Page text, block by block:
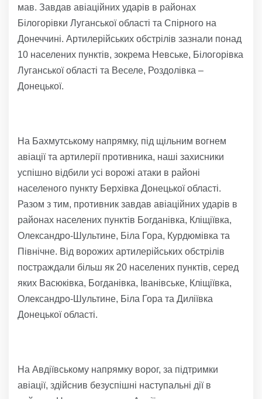
мав. Завдав авіаційних ударів в районах
Білогорівки Луганської області та Спірного на
Донеччині. Артилерійських обстрілів зазнали понад
10 населених пунктів, зокрема Невське, Білогорівка
Луганської області та Веселе, Роздолівка –
Донецької.
На Бахмутському напрямку, під щільним вогнем
авіації та артилерії противника, наші захисники
успішно відбили усі ворожі атаки в районі
населеного пункту Берхівка Донецької області.
Разом з тим, противник завдав авіаційних ударів в
районах населених пунктів Богданівка, Кліщіївка,
Олександро-Шультине, Біла Гора, Курдюмівка та
Північне. Від ворожих артилерійських обстрілів
постраждали більш як 20 населених пунктів, серед
яких Васюківка, Богданівка, Іванівське, Кліщіївка,
Олександро-Шультине, Біла Гора та Диліївка
Донецької області.
На Авдіївському напрямку ворог, за підтримки
авіації, здійснив безуспішні наступальні дії в